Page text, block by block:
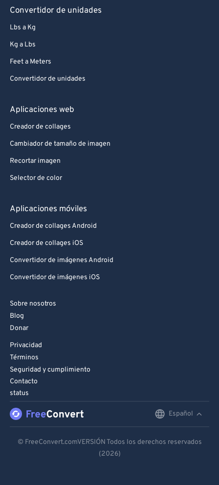
Convertidor de unidades
Lbs a Kg
Kg a Lbs
Feet a Meters
Convertidor de unidades
Aplicaciones web
Creador de collages
Cambiador de tamaño de imagen
Recortar imagen
Selector de color
Aplicaciones móviles
Creador de collages Android
Creador de collages iOS
Convertidor de imágenes Android
Convertidor de imágenes iOS
Sobre nosotros
Blog
Donar
Privacidad
Términos
Seguridad y cumplimiento
Contacto
status
Español
Español
© FreeConvert.comVERSIÓN Todos los derechos reservados
(2026)